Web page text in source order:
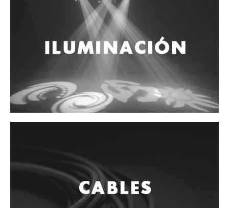
Procesadores y efectos
Audífonos y monitoreo personal
Instalaciones y publicidad
Accesorios
DJ
Mezcladora